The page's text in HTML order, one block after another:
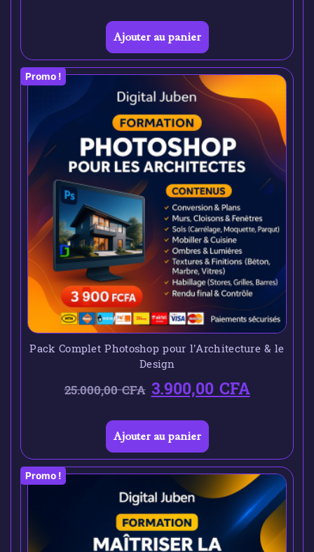
Ajouter au panier
Promo !
Pack Complet Photoshop pour l’Architecture & le
Design
25.000,00CFA 3.900,00CFA
Ajouter au panier
Promo !